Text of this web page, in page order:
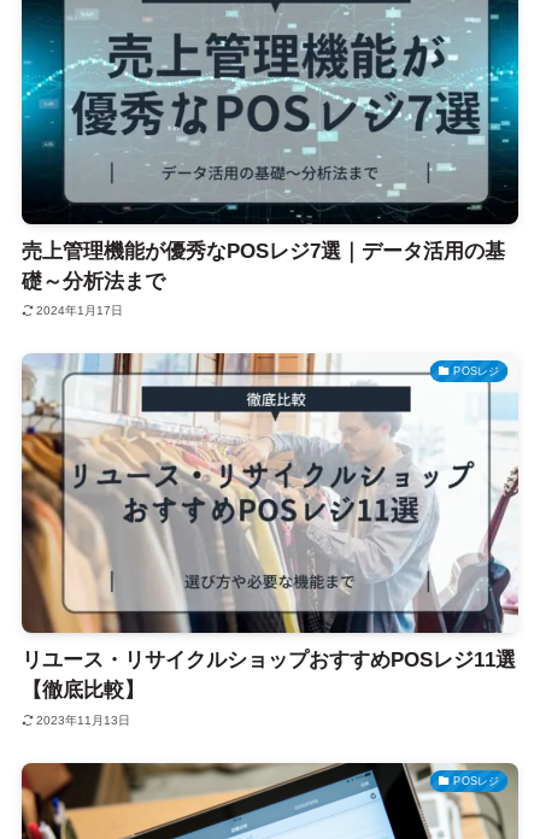
売上管理機能が優秀なPOSレジ7選｜データ活用の基
礎～分析法まで
2024年1月17日
POSレジ
リユース・リサイクルショップおすすめPOSレジ11選
【徹底比較】
2023年11月13日
POSレジ